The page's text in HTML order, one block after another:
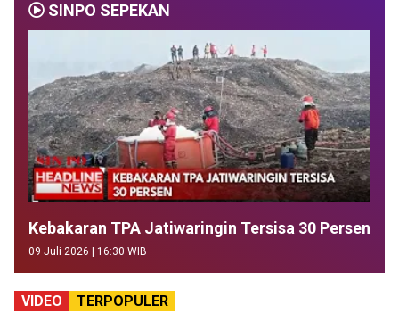
SINPO SEPEKAN
Kebakaran TPA Jatiwaringin Tersisa 30 Persen
09 Juli 2026 | 16:30 WIB
VIDEO TERPOPULER